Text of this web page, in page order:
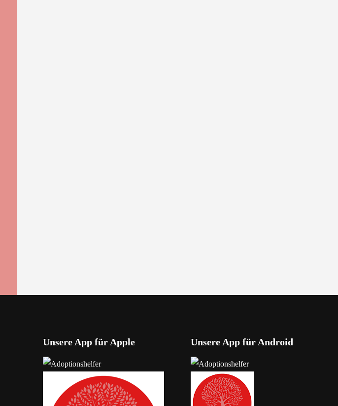
Unsere App für Apple Unsere App für Android